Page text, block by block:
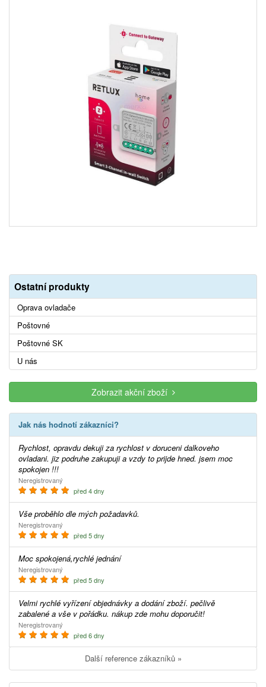
Ostatní produkty
Oprava ovladače
Poštovné
Poštovné SK
U nás
Zobrazit akční zboží
Jak nás hodnotí zákazníci?
Rychlost, opravdu dekuji za rychlost v doruceni dalkoveho
ovladani. jiz podruhe zakupuji a vzdy to prijde hned. jsem moc
spokojen !!!
Neregistrovaný
před 4 dny
Vše proběhlo dle mých požadavků.
Neregistrovaný
před 5 dny
Moc spokojená,rychlé jednání
Neregistrovaný
před 5 dny
Velmi rychlé vyřízení objednávky a dodání zboží. pečlivě
zabalené a vše v pořádku. nákup zde mohu doporučit!
Neregistrovaný
před 6 dny
Další reference zákazníků »